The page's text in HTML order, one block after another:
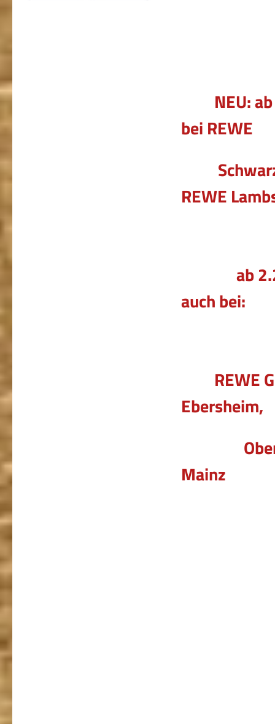
NEU: ab
bei REWE
Schwarz
REWE
ab
auch bei:
REWE
Ebersheim,
Ober-
Mainz